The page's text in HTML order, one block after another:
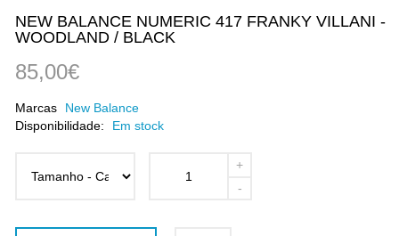
NEW BALANCE NUMERIC 417 FRANKY VILLANI -
WOODLAND / BLACK
85,00€
Marcas
New Balance
Disponibilidade:
Em stock